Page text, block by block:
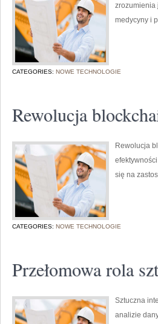
zrozumienia
medycyny i
CATEGORIES: NOWE TECHNOLOGIE
Rewolucja
Rewolucja
się na
CATEGORIES: NOWE TECHNOLOGIE
Przełomowa rola
Sztuczna
analizie